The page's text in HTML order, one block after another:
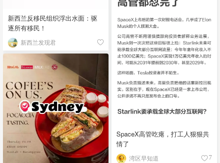
新西兰反移民组织浮出水面：驱
逐所有移民！
新西兰发现君
SpaceX高管吃瘪，打工人狠狠共
情了
湾区早知道 7